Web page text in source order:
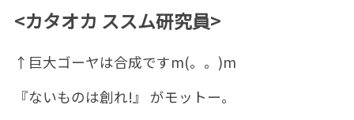
<カタオカ ススム研究員>
↑巨大ゴーヤは合成ですm(。。)m
『ないものは創れ!』 がモットー。